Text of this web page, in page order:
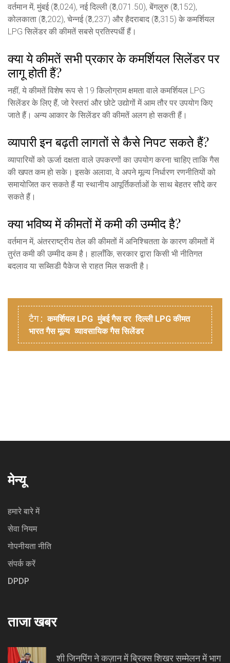
वर्तमान में, मुंबई (₹3,024), नई दिल्ली (₹3,071.50), बेंगलुरु (₹3,152),
कोलकाता (₹3,202), चेन्नई (₹3,237) और हैदराबाद (₹3,315) के कमर्शियल
LPG सिलेंडर की कीमतें सबसे प्रतिस्पर्धी हैं।
क्या ये कीमतें सभी प्रकार के कमर्शियल सिलेंडर पर
लागू होती हैं?
नहीं, ये कीमतें विशेष रूप से 19 किलोग्राम क्षमता वाले कमर्शियल LPG
सिलेंडर के लिए हैं, जो रेस्तरां और छोटे उद्योगों में आम तौर पर उपयोग किए
जाते हैं। अन्य आकार के सिलेंडर की कीमतें अलग हो सकती हैं।
व्यापारी इन बढ़ती लागतों से कैसे निपट सकते हैं?
व्यापारियों को ऊर्जा दक्षता वाले उपकरणों का उपयोग करना चाहिए ताकि गैस
की खपत कम हो सके। इसके अलावा, वे अपने मूल्य निर्धारण रणनीतियों को
समायोजित कर सकते हैं या स्थानीय आपूर्तिकर्ताओं के साथ बेहतर सौदे कर
सकते हैं।
क्या भविष्य में कीमतों में कमी की उम्मीद है?
वर्तमान में, अंतरराष्ट्रीय तेल की कीमतों में अनिश्चितता के कारण कीमतों में
तुरंत कमी की उम्मीद कम है। हालाँकि, सरकार द्वारा किसी भी नीतिगत
बदलाव या सब्सिडी पैकेज से राहत मिल सकती है।
टैग : कमर्शियल LPG मुंबई गैस दर दिल्ली LPG कीमत
भारत गैस मूल्य व्यावसायिक गैस सिलेंडर
मेन्यू
हमारे बारे में
सेवा नियम
गोपनीयता नीति
संपर्क करें
DPDP
ताजा खबर
शी जिनपिंग ने कज़ान में ब्रिक्स शिखर सम्मेलन में भाग